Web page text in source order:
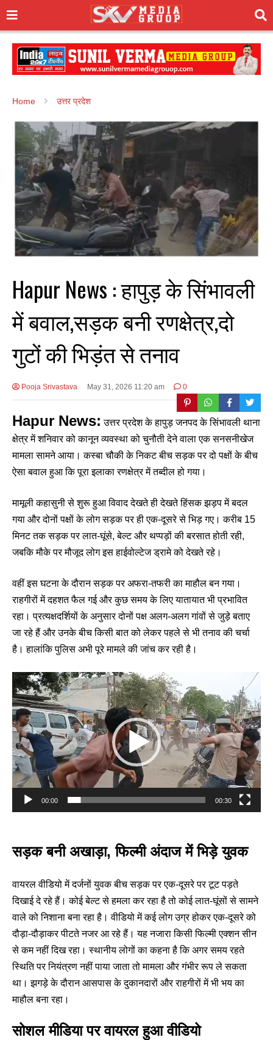
Home उत्तर प्रदेश
Hapur News : हापुड़ के सिंभावली
में बवाल,सड़क बनी रणक्षेत्र,दो
गुटों की भिड़ंत से तनाव
Pooja Srivastava May 31, 2026 11:20 am 0
Hapur News: उत्तर प्रदेश के हापुड़ जनपद के सिंभावली थाना
क्षेत्र में शनिवार को कानून व्यवस्था को चुनौती देने वाला एक सनसनीखेज
मामला सामने आया। कस्बा चौकी के निकट बीच सड़क पर दो पक्षों के बीच
ऐसा बवाल हुआ कि पूरा इलाका रणक्षेत्र में तब्दील हो गया।
मामूली कहासुनी से शुरू हुआ विवाद देखते ही देखते हिंसक झड़प में बदल
गया और दोनों पक्षों के लोग सड़क पर ही एक-दूसरे से भिड़ गए। करीब 15
मिनट तक सड़क पर लात-घूंसे, बेल्ट और थप्पड़ों की बरसात होती रही,
जबकि मौके पर मौजूद लोग इस हाईवोल्टेज ड्रामे को देखते रहे।
वहीं इस घटना के दौरान सड़क पर अफरा-तफरी का माहौल बन गया।
राहगीरों में दहशत फैल गई और कुछ समय के लिए यातायात भी प्रभावित
रहा। प्रत्यक्षदर्शियों के अनुसार दोनों पक्ष अलग-अलग गांवों से जुड़े बताए
जा रहे हैं और उनके बीच किसी बात को लेकर पहले से भी तनाव की चर्चा
है। हालांकि पुलिस अभी पूरे मामले की जांच कर रही है।
Video
Player
00:00 00:30
सड़क बनी अखाड़ा, फिल्मी अंदाज में भिड़े युवक
वायरल वीडियो में दर्जनों युवक बीच सड़क पर एक-दूसरे पर टूट पड़ते
दिखाई दे रहे हैं। कोई बेल्ट से हमला कर रहा है तो कोई लात-घूंसों से सामने
वाले को निशाना बना रहा है। वीडियो में कई लोग उग्र होकर एक-दूसरे को
दौड़ा-दौड़ाकर पीटते नजर आ रहे हैं। यह नजारा किसी फिल्मी एक्शन सीन
से कम नहीं दिख रहा। स्थानीय लोगों का कहना है कि अगर समय रहते
स्थिति पर नियंत्रण नहीं पाया जाता तो मामला और गंभीर रूप ले सकता
था। झगड़े के दौरान आसपास के दुकानदारों और राहगीरों में भी भय का
माहौल बना रहा।
सोशल मीडिया पर वायरल हुआ वीडियो